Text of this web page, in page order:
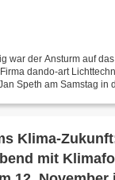
war der Ansturm auf
dando-art
Speth am Samstag in
Klima-
mit